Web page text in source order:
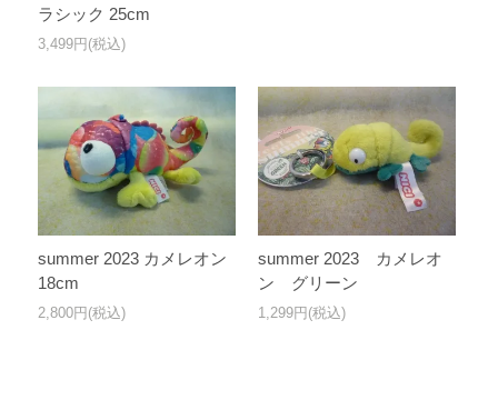
ラシック 25cm
3,499円(税込)
summer 2023 カメレオン
18cm
2,800円(税込)
summer 2023 カメレオ
ン グリーン
1,299円(税込)